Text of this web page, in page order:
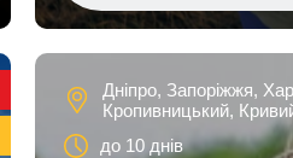
1 ос. / 1 година
1 ос. / 1,5 години, Хортиця
Дніпро, Запоріжжя,
Кропивницький,
до 10 днів